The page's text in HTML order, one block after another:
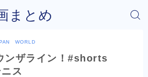
まとめ
WORLD
ンザライン！#shorts
ス